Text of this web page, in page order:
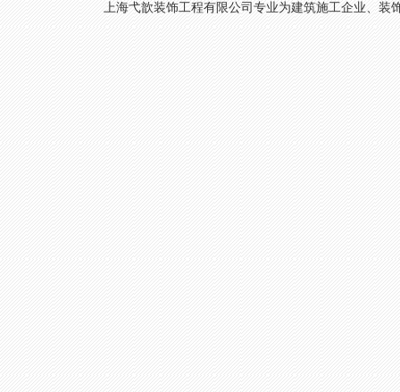
上海弋歆装饰工程有限公司专业为建筑施工企业、